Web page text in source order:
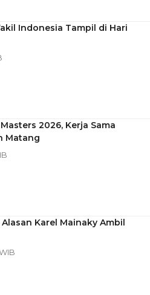
Indonesia Tampil di Hari
2026, Kerja Sama
Matang
Karel Mainaky Ambil